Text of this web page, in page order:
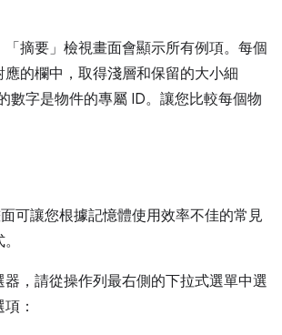
摘要」 檢視畫面會顯示所有例項。每個
的欄中，取得淺層和保留的大小細
數字是物件的專屬 ID。讓您比較每個物
可讓您根據記憶體使用效率不佳的常見
，請從操作列最右側的下拉式選單中選
：